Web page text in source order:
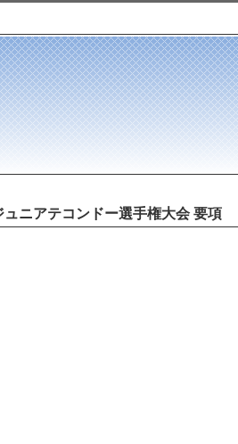
ニアテコンドー選手権大会 要項